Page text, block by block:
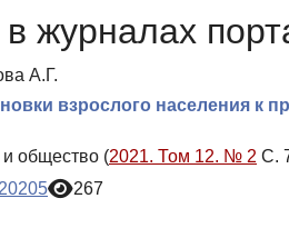
журналах
А.Г.
взрослого населения к
общество (2021. Том 12. № 2 С.
267